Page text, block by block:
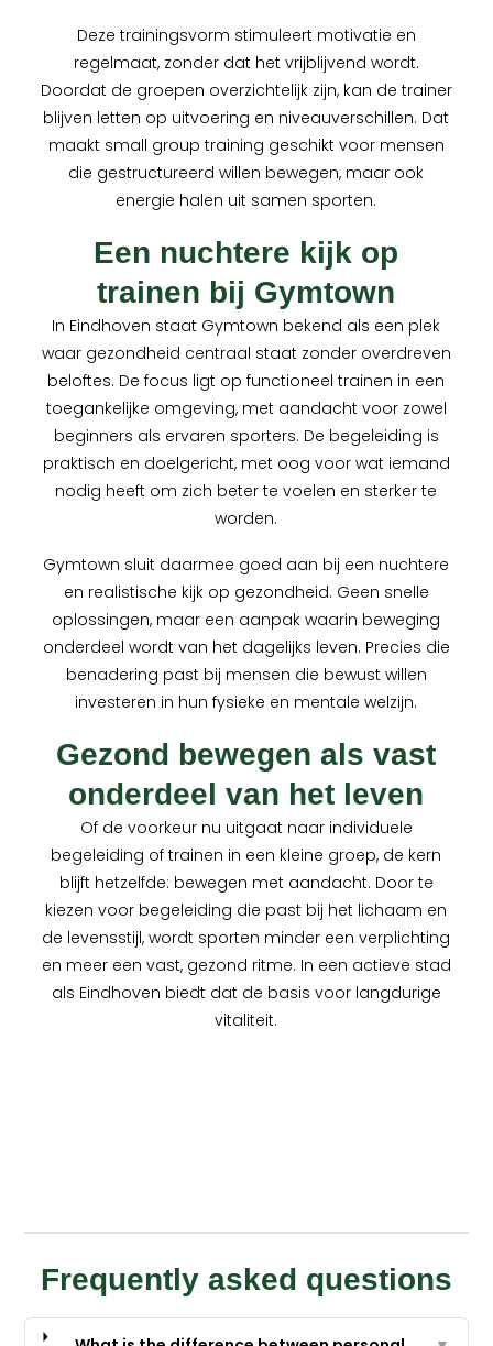
Deze trainingsvorm stimuleert motivatie en
regelmaat, zonder dat het vrijblijvend wordt.
Doordat de groepen overzichtelijk zijn, kan de trainer
blijven letten op uitvoering en niveauverschillen. Dat
maakt small group training geschikt voor mensen
die gestructureerd willen bewegen, maar ook
energie halen uit samen sporten.
Een nuchtere kijk op
trainen bij Gymtown
In Eindhoven staat Gymtown bekend als een plek
waar gezondheid centraal staat zonder overdreven
beloftes. De focus ligt op functioneel trainen in een
toegankelijke omgeving, met aandacht voor zowel
beginners als ervaren sporters. De begeleiding is
praktisch en doelgericht, met oog voor wat iemand
nodig heeft om zich beter te voelen en sterker te
worden.
Gymtown sluit daarmee goed aan bij een nuchtere
en realistische kijk op gezondheid. Geen snelle
oplossingen, maar een aanpak waarin beweging
onderdeel wordt van het dagelijks leven. Precies die
benadering past bij mensen die bewust willen
investeren in hun fysieke en mentale welzijn.
Gezond bewegen als vast
onderdeel van het leven
Of de voorkeur nu uitgaat naar individuele
begeleiding of trainen in een kleine groep, de kern
blijft hetzelfde: bewegen met aandacht. Door te
kiezen voor begeleiding die past bij het lichaam en
de levensstijl, wordt sporten minder een verplichting
en meer een vast, gezond ritme. In een actieve stad
als Eindhoven biedt dat de basis voor langdurige
vitaliteit.
Frequently asked questions